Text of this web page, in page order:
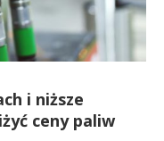
i niższe
ceny paliw